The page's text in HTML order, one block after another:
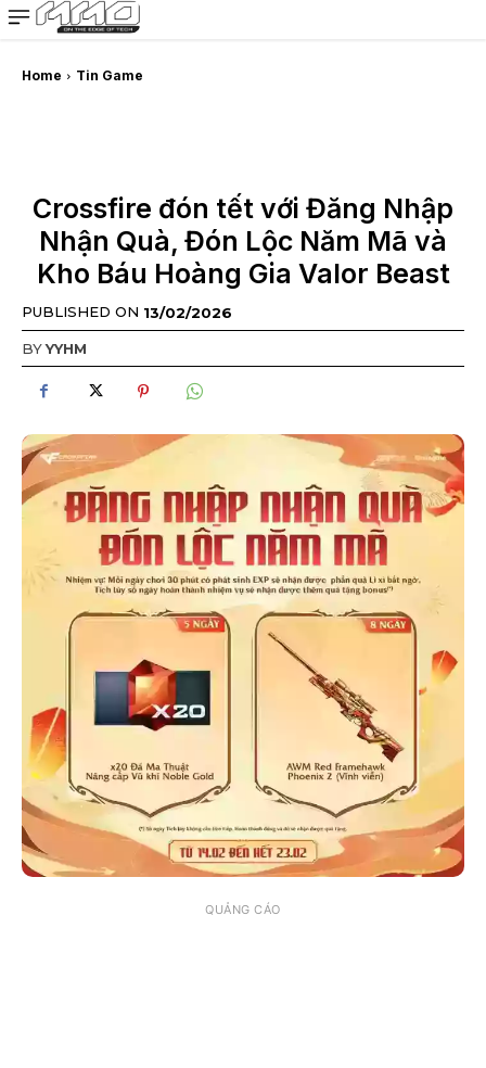
MMOSITE - Thông tin công nghệ
Bài viết nổi bật
Home Tin Game
Crossfire đón tết với Đăng Nhập
Nhận Quà, Đón Lộc Năm Mã và
Kho Báu Hoàng Gia Valor Beast
PUBLISHED ON 13/02/2026
BYYYHM
QUẢNG CÁO